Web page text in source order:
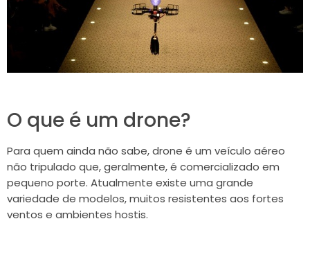
O que é um drone?
Para quem ainda não sabe, drone é um veículo aéreo
não tripulado que, geralmente, é comercializado em
pequeno porte. Atualmente existe uma grande
variedade de modelos, muitos resistentes aos fortes
ventos e ambientes hostis.